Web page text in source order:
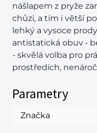
nášlapem z pryže
chůzi, a tím i větší
lehký a vysoce
antistatická obuv •
- skvělá volba pro
prostředích,
Parametry
Značka